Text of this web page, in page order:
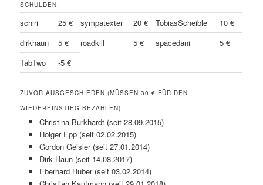
SCHULDEN:
schiri 25 € sympatexter 20 € TobiasScheible
10 €
dirkhaun
5 € roadkill 5 € spacedani
5 €
TabTwo
-5 €
ZUVOR AUSGESCHIEDEN (MÜSSEN 30 € FÜR DEN
WIEDEREINSTIEG BEZAHLEN):
Christina Burkhardt (seit 28.09.2015)
Holger Epp (seit 02.02.2015)
Gordon Geisler (seit 27.01.2014)
Dirk Haun (seit 14.08.2017)
Eberhard Huber (seit 03.02.2014)